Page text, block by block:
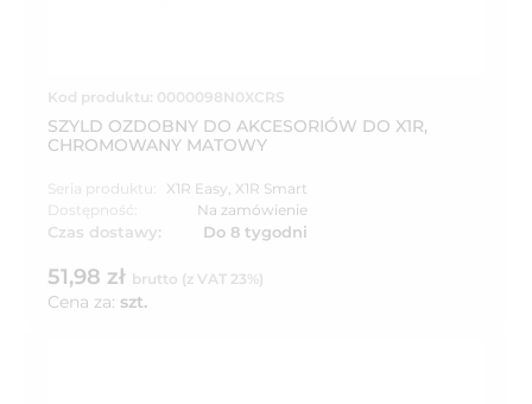
Kod produktu: 0000098N0XCRS
SZYLD OZDOBNY DO AKCESORIÓW DO X1R,
CHROMOWANY MATOWY
Seria produktu: X1R Easy, X1R Smart
Dostępność:
Na zamówienie
Czas dostawy: Do 8 tygodni
51,98 zł brutto (z VAT 23%)
Cena za: szt.